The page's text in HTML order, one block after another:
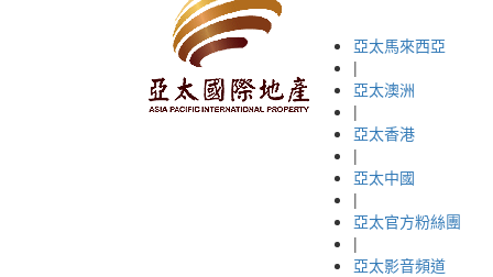
亞太馬來西亞
|
亞太澳洲
|
亞太香港
|
亞太中國
|
亞太官方粉絲團
|
亞太影音頻道